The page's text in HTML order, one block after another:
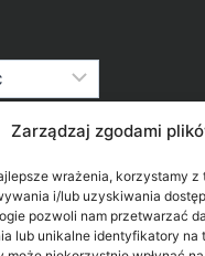
Zarządzaj zgodami
wrażenia, korzystamy
i/lub uzyskiwania
pozwoli nam przetwarzać
lub unikalne identyfikatory na